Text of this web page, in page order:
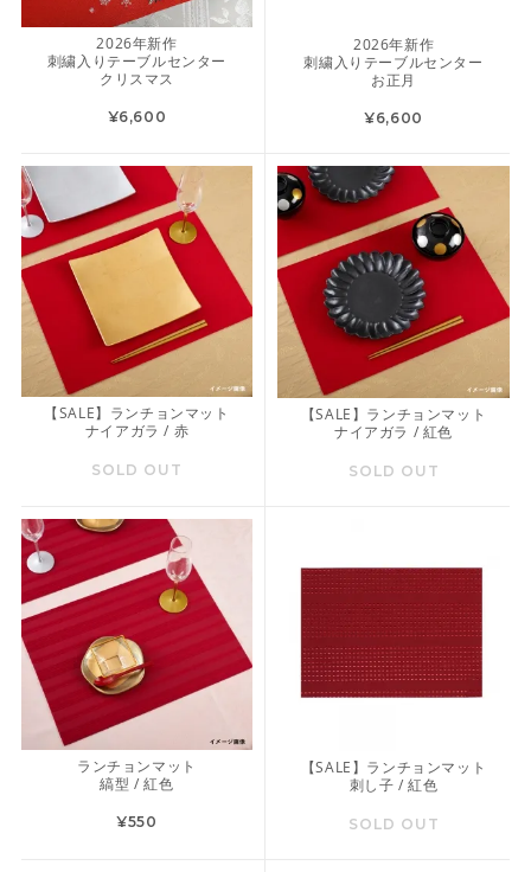
2026年新作
刺繍入りテーブルセンター
クリスマス
¥6,600
2026年新作
刺繍入りテーブルセンター
お正月
¥6,600
【SALE】ランチョンマット
ナイアガラ / 赤
SOLD OUT
【SALE】ランチョンマット
ナイアガラ / 紅色
SOLD OUT
ランチョンマット
縞型 / 紅色
¥550
【SALE】ランチョンマット
刺し子 / 紅色
SOLD OUT